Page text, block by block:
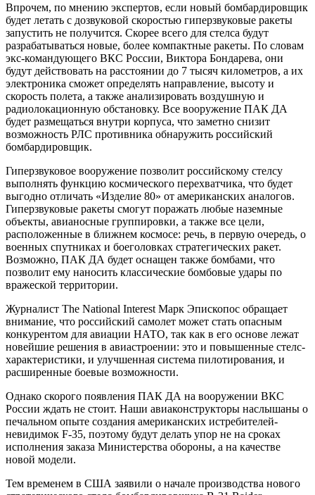
Впрочем, по мнению экспертов, если новый бомбардировщик
будет летать с дозвуковой скоростью гиперзвуковые ракеты
запустить не получится. Скорее всего для стелса будут
разрабатываться новые, более компактные ракеты. По словам
экс-командующего ВКС России, Виктора Бондарева, они
будут действовать на расстоянии до 7 тысяч километров, а их
электроника сможет определять направление, высоту и
скорость полета, а также анализировать воздушную и
радиолокационную обстановку. Все вооружение ПАК ДА
будет размещаться внутри корпуса, что заметно снизит
возможность РЛС противника обнаружить российский
бомбардировщик.
Гиперзвуковое вооружение позволит российскому стелсу
выполнять функцию космического перехватчика, что будет
выгодно отличать «Изделие 80» от американских аналогов.
Гиперзвуковые ракеты смогут поражать любые наземные
объекты, авианосные группировки, а также все цели,
расположенные в ближнем космосе: речь, в первую очередь, о
военных спутниках и боеголовках стратегических ракет.
Возможно, ПАК ДА будет оснащен также бомбами, что
позволит ему наносить классические бомбовые удары по
вражеской территории.
Журналист The National Interest Марк Эпископос обращает
внимание, что российский самолет может стать опасным
конкурентом для авиации НАТО, так как в его основе лежат
новейшие решения в авиастроении: это и повышенные стелс-
характеристики, и улучшенная система пилотирования, и
расширенные боевые возможности.
Однако скорого появления ПАК ДА на вооружении ВКС
России ждать не стоит. Наши авиаконструкторы наслышаны о
печальном опыте создания американских истребителей-
невидимок F-35, поэтому будут делать упор не на сроках
исполнения заказа Министерства обороны, а на качестве
новой модели.
Тем временем в США заявили о начале производства нового